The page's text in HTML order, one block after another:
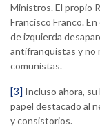
Ministros. El propio
Francisco Franco.
de izquierda
antifranquistas y no
comunistas.
[3] Incluso ahora,
papel destacado al
y consistorios.